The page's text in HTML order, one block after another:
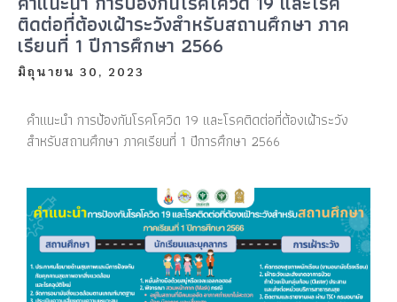
ติดต่อที่ต้องเฝ้าระวังสำหรับสถานศึกษา ภาค
เรียนที่ 1 ปีการศึกษา 2566
มิถุนายน 30, 2023
คำแนะนำ การป้องกันโรคโควิด 19 และโรคติดต่อที่ต้องเฝ้าระวัง
สำหรับสถานศึกษา ภาคเรียนที่ 1 ปีการศึกษา 2566